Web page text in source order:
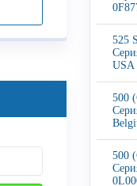
525
USA
500
500